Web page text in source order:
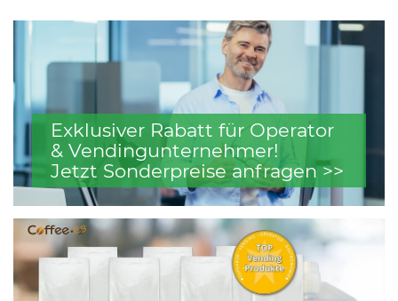
Exklusiver Rabatt für Operator
& Vendingunternehmer!
Jetzt Sonderpreise anfragen >>